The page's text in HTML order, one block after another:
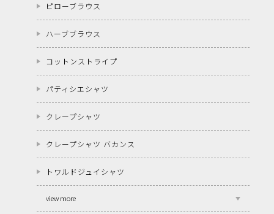
ピローブラウス
ハーブブラウス
コットンストライプ
パティシエシャツ
クレープシャツ
クレープシャツ バカンス
トワルドジュイシャツ
view more